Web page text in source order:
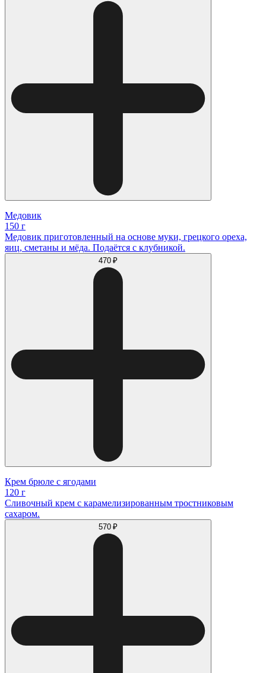
Медовик
150 г
Медовик приготовленный на основе муки, грецкого ореха,
яиц, сметаны и мёда. Подаётся с клубникой.
470 ₽
Крем брюле с ягодами
120 г
Сливочный крем с карамелизированным тростниковым
сахаром.
570 ₽